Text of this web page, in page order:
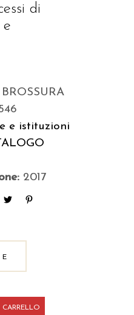
di
e
e istituzioni
2017